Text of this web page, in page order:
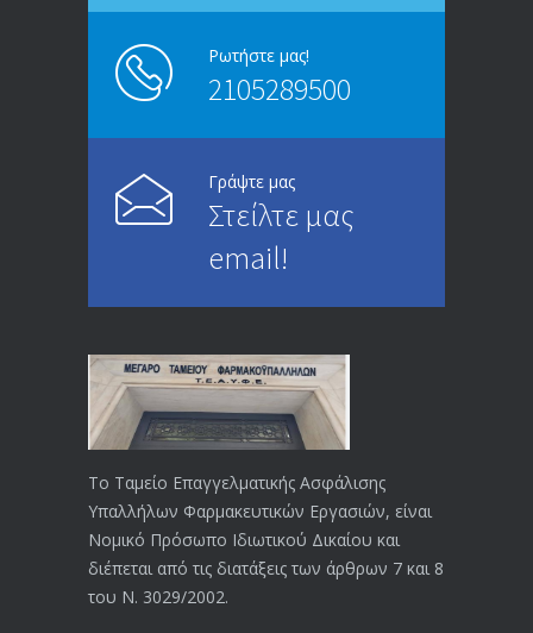
Επίδομα ανεργίας: Υπολογισμός βάσει
ΕΝΗΜΕΡΩΣΗ ΠΡΟΣ ΣΥΝΤΑΞΙΟΥΧΟΥΣ
18/12/2019
ΑΝΑΚΟΙΝΩΣΗ
20/12/2019
Αναπηρικές συντάξεις: Έρχεται νέα
απόφαση από το υπουργείο Εργασίας
-Τι είπε η Δ. Μιχαηλίδου για τις
Ρωτήστε μας!
2105289500
Γράψτε μας
Στείλτε μας
email!
Το Ταμείο Επαγγελματικής Ασφάλισης
Υπαλλήλων Φαρμακευτικών Εργασιών, είναι
Νομικό Πρόσωπο Ιδιωτικού Δικαίου και
διέπεται από τις διατάξεις των άρθρων 7 και 8
του Ν. 3029/2002.